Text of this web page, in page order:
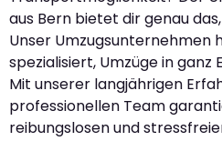
aus Bern bietet dir genau
Unser Umzugsunternehmen
spezialisiert, Umzüge in ganz
Mit unserer langjährigen
professionellen Team
reibungslosen und